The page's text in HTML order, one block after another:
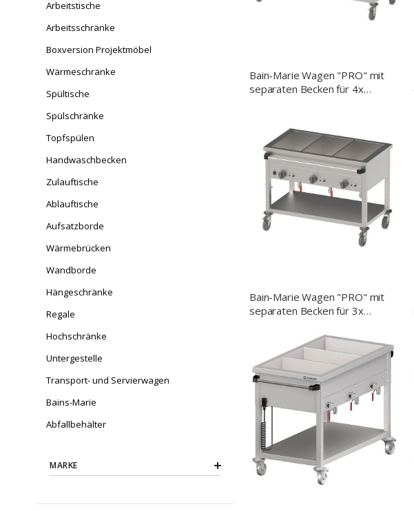
Bain-Marie Wagen "PRO" mit
separaten Becken für 4x
Längsseite
Bain-Marie Wagen "PRO" mit
separaten Becken für 3x
(BxTxH), mit Griff auf der
Längsseite
Arbeitstische
Arbeitsschränke
Boxversion Projektmöbel
Wärmeschränke
Spültische
Spülschränke
Topfspülen
Handwaschbecken
Zulauftische
Ablauftische
Aufsatzborde
Wärmebrücken
Wandborde
Hängeschränke
Regale
Hochschränke
Untergestelle
Transport- und Servierwagen
Bains-Marie
Abfallbehälter
MARKE